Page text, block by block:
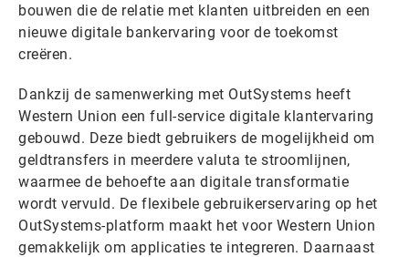
bouwen die de relatie met klanten uitbreiden en een
nieuwe digitale bankervaring voor de toekomst
creëren.
Dankzij de samenwerking met OutSystems heeft
Western Union een full-service digitale klantervaring
gebouwd. Deze biedt gebruikers de mogelijkheid om
geldtransfers in meerdere valuta te stroomlijnen,
waarmee de behoefte aan digitale transformatie
wordt vervuld. De flexibele gebruikerservaring op het
OutSystems-platform maakt het voor Western Union
gemakkelijk om applicaties te integreren. Daarnaast